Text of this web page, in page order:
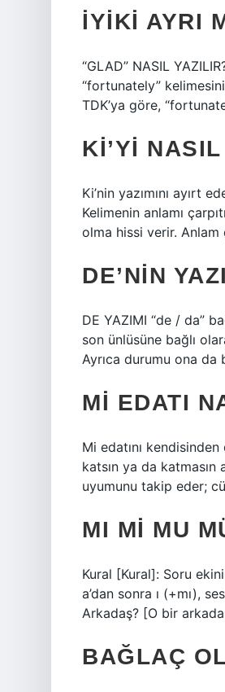
İYIKI AYRI
“GLAD” NASIL
“fortunately” kelimesini
TDK’ya göre,
KI’YI
Ki’nin yazımını ayırt
Kelimenin anlamı
olma hissi verir. Anlam
DE’NIN
DE YAZIMI “de / da”
son ünlüsüne bağlı
Ayrıca durumu ona da
MI EDATI
Mi edatını
katsın ya da katmasın
uyumunu takip eder;
MI MI MU
Kural [Kural]: Soru
a’dan sonra ı (+mı),
Arkadaş? [O bir
BAĞLAÇ